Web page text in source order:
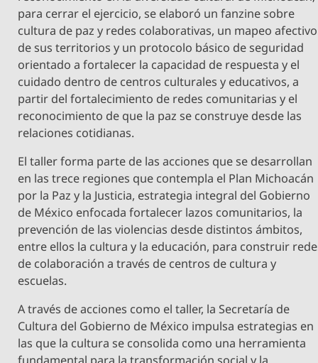
para cerrar el ejercicio, se elaboró un fanzine sobre
cultura de paz y redes colaborativas, un mapeo afectivo
de sus territorios y un protocolo básico de seguridad
orientado a fortalecer la capacidad de respuesta y el
cuidado dentro de centros culturales y educativos, a
partir del fortalecimiento de redes comunitarias y el
reconocimiento de que la paz se construye desde las
relaciones cotidianas.
El taller forma parte de las acciones que se desarrollan
en las trece regiones que contempla el Plan Michoacán
por la Paz y la Justicia, estrategia integral del Gobierno
de México enfocada fortalecer lazos comunitarios, la
prevención de las violencias desde distintos ámbitos,
entre ellos la cultura y la educación, para construir
de colaboración a través de centros de cultura y
escuelas.
A través de acciones como el taller, la Secretaría de
Cultura del Gobierno de México impulsa estrategias en
las que la cultura se consolida como una herramienta